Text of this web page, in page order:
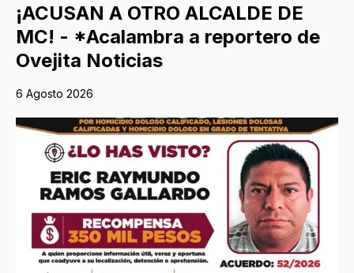
¡ACUSAN A OTRO ALCALDE DE
MC! - *Acalambra a reportero de
Ovejita Noticias
6 Agosto 2026